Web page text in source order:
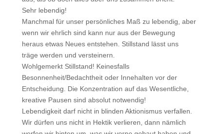
Sehr lebendig!
Manchmal für unser persönliches Maß zu lebendig, aber
wenn wir ehrlich sind kann nur aus der Bewegung
heraus etwas Neues entstehen. Stillstand lässt uns
träge werden und versteinern.
Wohlgemerkt Stillstand! Keinesfalls
Besonnenheit/Bedachtheit oder Innehalten vor der
Entscheidung. Die Konzentration auf das Wesentliche,
kreative Pausen sind absolut notwendig!
Lebendigkeit darf nicht in blinden Aktionismus verfallen.
Wir dürfen uns nicht in Hektik verlieren, dann nämlich